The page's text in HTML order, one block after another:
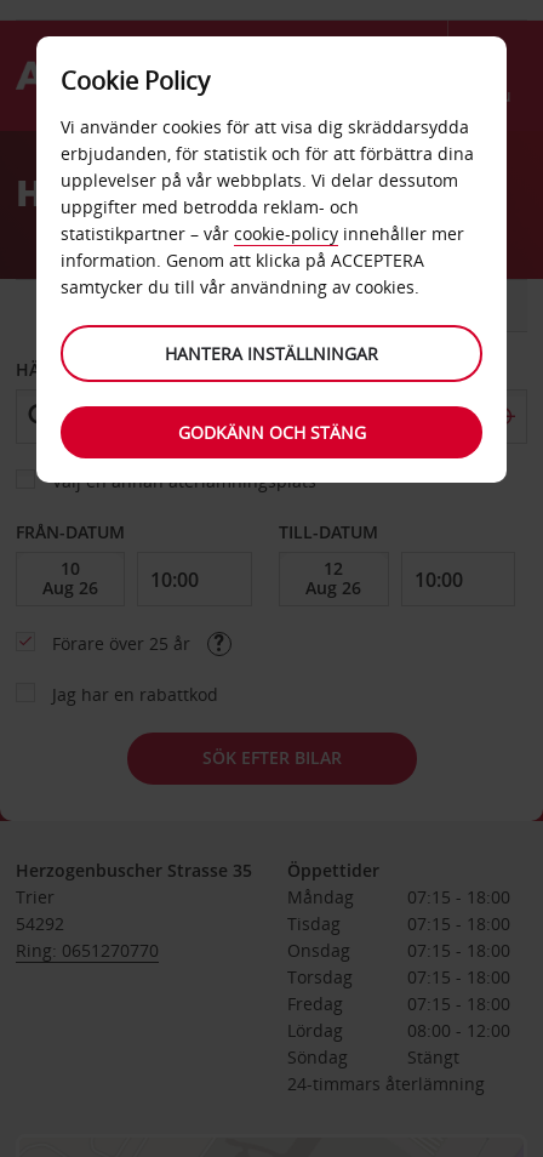
Menu
AvisHyrbil Trier
BIL
HÄMTA FRÅN
Välj en annan återlämningsplats
FRÅN-DATUM TILL-DATUM
Förare över 25 år
Jag har en rabattkod
SÖK EFTER BILAR
Herzogenbuscher Strasse 35
Trier
54292
Ring: 0651270770
Öppettider
Måndag
07:15 - 18:00
Tisdag
07:15 - 18:00
Onsdag
07:15 - 18:00
Torsdag
07:15 - 18:00
Fredag
07:15 - 18:00
Lördag
08:00 - 12:00
Söndag
Stängt
24-timmars återlämning
Cookie Policy
Vi använder cookies för att visa dig skräddarsydda
erbjudanden, för statistik och för att förbättra dina
upplevelser på vår webbplats. Vi delar dessutom
uppgifter med betrodda reklam- och
statistikpartner – vår cookie-policy innehåller mer
information. Genom att klicka på ACCEPTERA
samtycker du till vår användning av cookies.
HANTERA INSTÄLLNINGAR
GODKÄNN OCH STÄNG